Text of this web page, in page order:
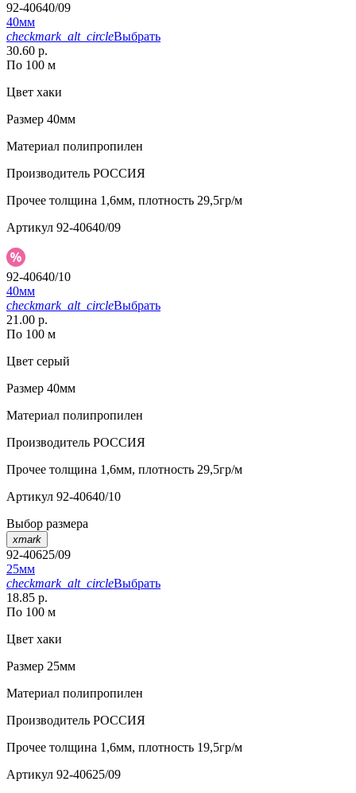
92-40640/09
40мм
checkmark_alt_circleВыбрать
30.60 р.
По 100 м
Цвет хаки
Размер 40мм
Материал полипропилен
Производитель РОССИЯ
Прочее толщина 1,6мм, плотность 29,5гр/м
Артикул 92-40640/09
92-40640/10
40мм
checkmark_alt_circleВыбрать
21.00 р.
По 100 м
Цвет серый
Размер 40мм
Материал полипропилен
Производитель РОССИЯ
Прочее толщина 1,6мм, плотность 29,5гр/м
Артикул 92-40640/10
Выбор размера
xmark
92-40625/09
25мм
checkmark_alt_circleВыбрать
18.85 р.
По 100 м
Цвет хаки
Размер 25мм
Материал полипропилен
Производитель РОССИЯ
Прочее толщина 1,6мм, плотность 19,5гр/м
Артикул 92-40625/09